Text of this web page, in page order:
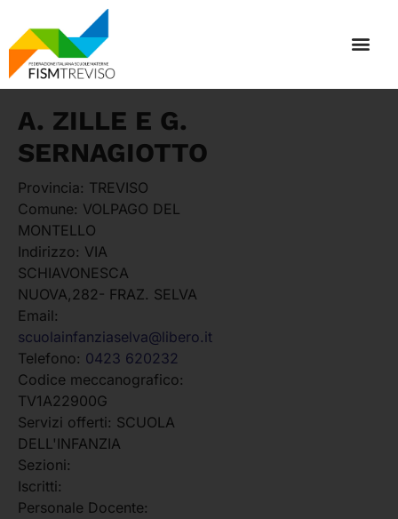
A. ZILLE E G.
SERNAGIOTTO
Provincia: TREVISO
Comune: VOLPAGO DEL
MONTELLO
Indirizzo: VIA
SCHIAVONESCA
NUOVA,282- FRAZ. SELVA
Email:
scuolainfanziaselva@libero.it
Telefono: 0423 620232
Codice meccanografico:
TV1A22900G
Servizi offerti: SCUOLA
DELL'INFANZIA
Sezioni:
Iscritti:
Personale Docente: